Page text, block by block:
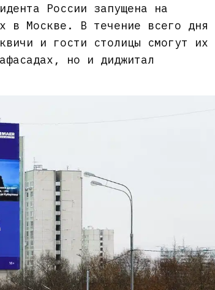
России запущена на
в Москве. В течение всего дня
и гости столицы смогут их
но и диджитал